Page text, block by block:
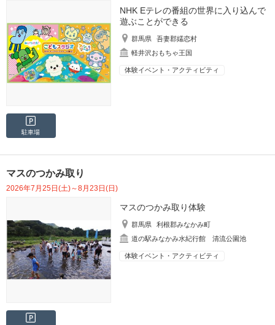
NHK Eテレの番組の世界に入り込んで
遊ぶことができる
群馬県
吾妻郡嬬恋村
軽井沢おもちゃ王国
体験イベント・アクティビティ
駐車場
マスのつかみ取り
2026年7月25日(土)～8月23日(日)
マスのつかみ取り体験
群馬県
利根郡みなかみ町
道の駅みなかみ水紀行館 清流公園池
体験イベント・アクティビティ